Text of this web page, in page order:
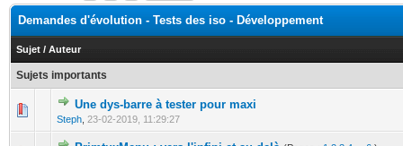
Demandes d'évolution - Tests des iso - Développement
Sujet / Auteur
Sujets importants
Une dys-barre à tester pour maxi
Steph 23-02-2019, 11:29:27
0 Votes - 0 sur 5 en moyenne
12 345